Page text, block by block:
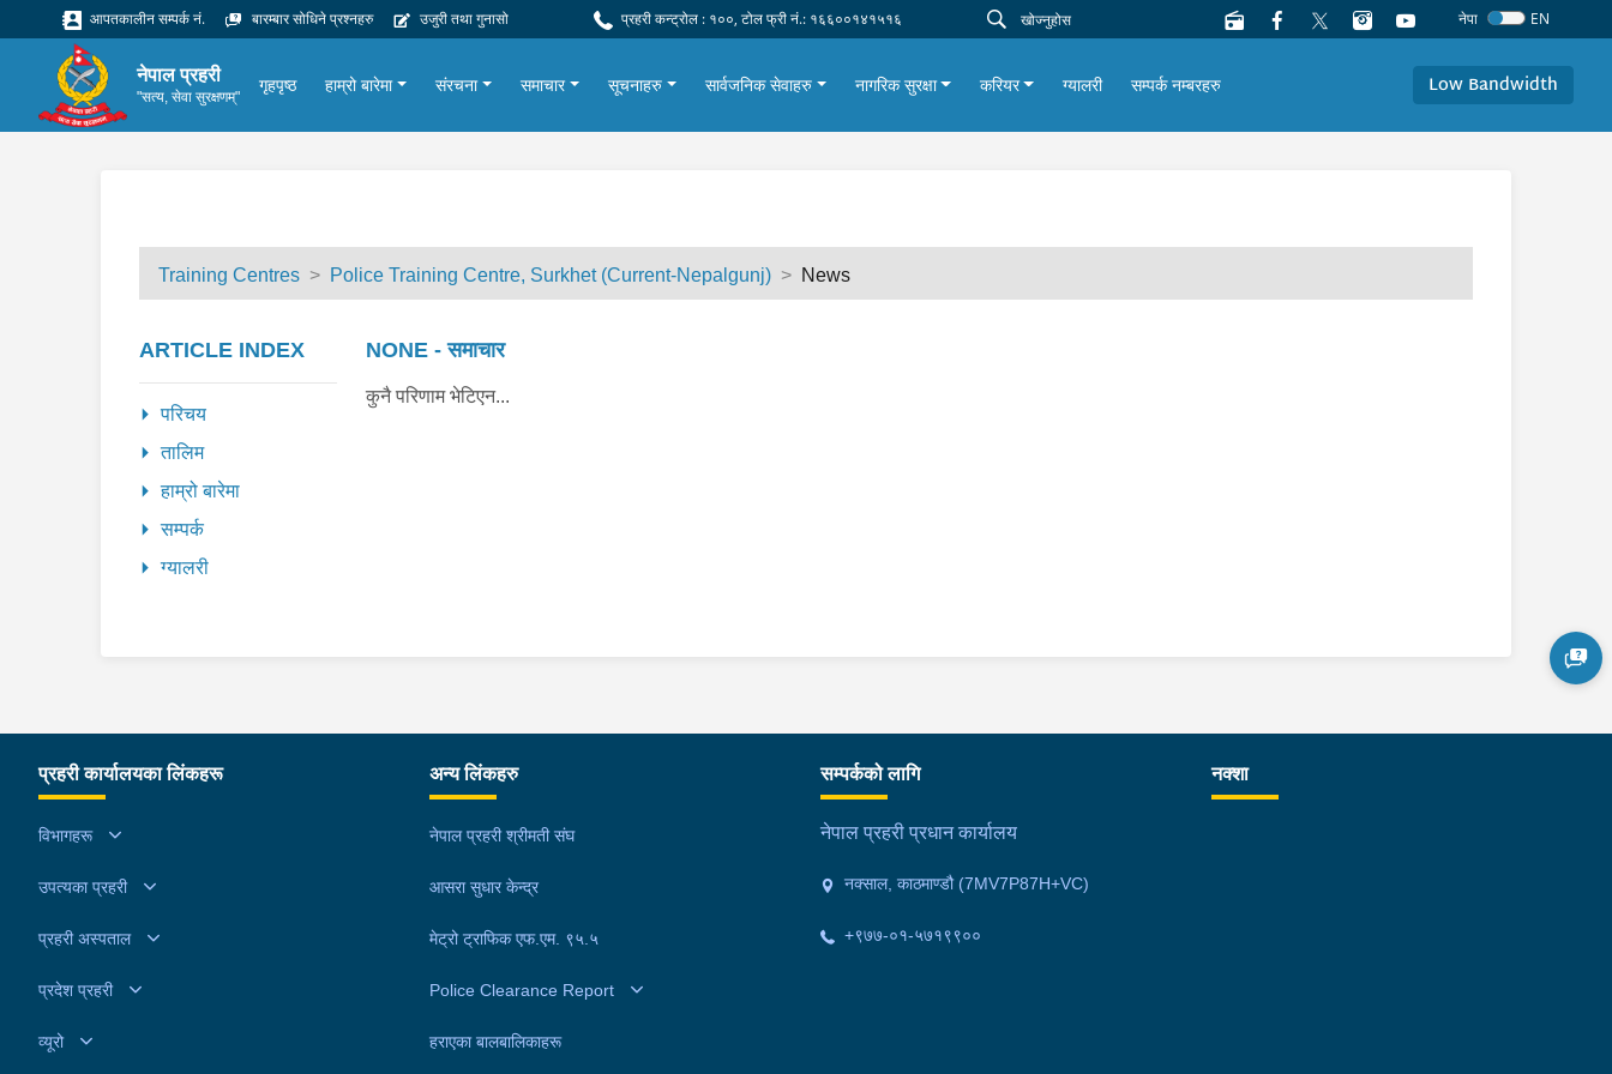
आपतकालीन सम्पर्क नं. बारम्बार सोधिने प्रश्नहरु उजुरी तथा गुनासो प्रहरी कन्ट्रोल : १००, टोल फ्री नं.: १६६००१४१५१६ नेपा EN
नेपाल प्रहरी
"सत्य, सेवा सुरक्षणम्"
गृहपृष्ठ हाम्रो बारेमा संरचना समाचार सूचनाहरु सार्वजनिक सेवाहरु नागरिक सुरक्षा करियर ग्यालरी सम्पर्क नम्बरहरु Low Bandwidth
Training Centres Police Training Centre, Surkhet (Current-Nepalgunj) News
ARTICLE INDEX
परिचय
तालिम
हाम्रो बारेमा
सम्पर्क
ग्यालरी
NONE - समाचार
कुनै परिणाम भेटिएन...
प्रहरी कार्यालयका लिंकहरू
विभागहरू
उपत्यका प्रहरी
प्रहरी अस्पताल
प्रदेश प्रहरी
व्यूरो
अन्य लिंकहरु
नेपाल प्रहरी श्रीमती संघ
आसरा सुधार केन्द्र
मेट्रो ट्राफिक एफ.एम. ९५.५
Police Clearance Report
हराएका बालबालिकाहरू
सम्पर्कको लागि
नेपाल प्रहरी प्रधान कार्यालय
नक्साल, काठमाण्डौ (7MV7P87H+VC)
+९७७-०१-५७१९९००
नक्शा